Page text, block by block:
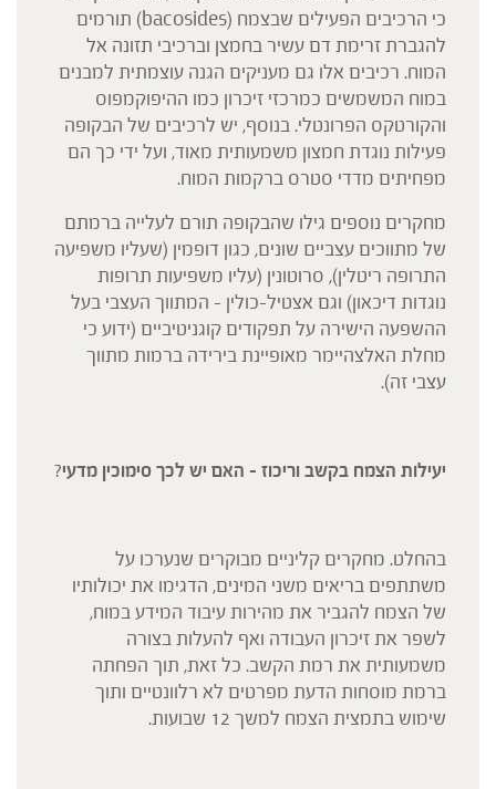
כי הרכיבים הפעילים שבצמח (bacosides) תורמים
להגברת זרימת דם עשיר בחמצן וברכיבי תזונה אל
המוח. רכיבים אלו גם מעניקים הגנה עוצמתית למבנים
במוח המשמשים כמרכזי זיכרון כמו ההיפוקמפוס
והקורטקס הפרונטלי. בנוסף, יש לרכיבים של הבקופה
פעילות נוגדת חמצון משמעותית מאוד, ועל ידי כך הם
מפחיתים מדדי סטרס ברקמות המוח.
מחקרים נוספים גילו שהבקופה תורם לעלייה ברמתם
של מתווכים עצביים שונים, כגון דופמין (שעליו משפיעה
התרופה ריטלין), סרוטונין (עליו משפיעות תרופות
נוגדות דיכאון) וגם אצטיל-כולין – המתווך העצבי בעל
ההשפעה הישירה על תפקודים קוגניטיביים (ידוע כי
מחלת האלצהיימר מאופיינת בירידה ברמות מתווך
עצבי זה).
יעילות הצמח בקשב וריכוז – האם יש לכך סימוכין מדעי?
בהחלט. מחקרים קליניים מבוקרים שנערכו על
משתתפים בריאים משני המינים, הדגימו את יכולותיו
של הצמח להגביר את מהירות עיבוד המידע במוח,
לשפר את זיכרון העבודה ואף להעלות בצורה
משמעותית את רמת הקשב. כל זאת, תוך הפחתה
ברמת מוסחות הדעת מפרטים לא רלוונטיים ותוך
שימוש בתמצית הצמח למשך 12 שבועות.